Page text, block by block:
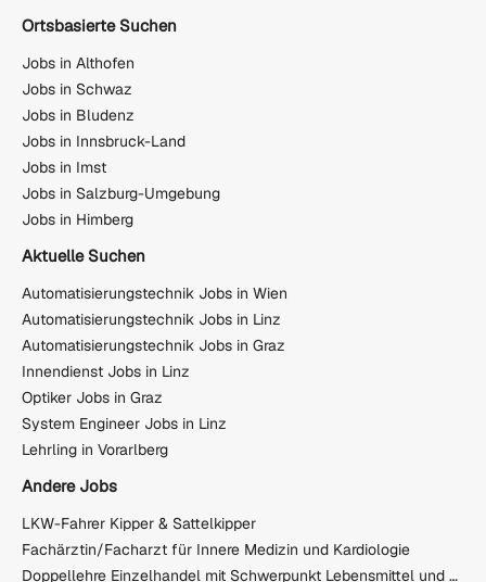
Ortsbasierte Suchen
Jobs in Althofen
Jobs in Schwaz
Jobs in Bludenz
Jobs in Innsbruck-Land
Jobs in Imst
Jobs in Salzburg-Umgebung
Jobs in Himberg
Aktuelle Suchen
Automatisierungstechnik Jobs in Wien
Automatisierungstechnik Jobs in Linz
Automatisierungstechnik Jobs in Graz
Innendienst Jobs in Linz
Optiker Jobs in Graz
System Engineer Jobs in Linz
Lehrling in Vorarlberg
Andere Jobs
LKW-Fahrer Kipper & Sattelkipper
Fachärztin/Facharzt für Innere Medizin und Kardiologie
Doppellehre Einzelhandel mit Schwerpunkt Lebensmittel und Großhandel mit Matura (m/w/d)